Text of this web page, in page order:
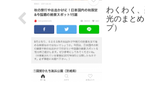
わくわく
光のまと
プ）